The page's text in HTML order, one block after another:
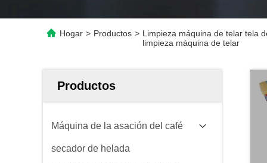
Hogar > Productos > Limpieza máquina de telar tela
limpieza máquina de telar
Productos
Máquina de la asación del café
secador de helada